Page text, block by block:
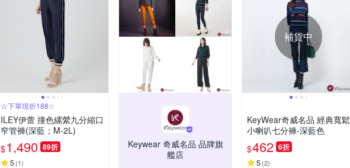
☆下單現折188☆
ILEY伊蕾 撞色縲縈九分縮口
窄管褲(深藍；M-2L)
$1,490 89折
5 (1)
Keywear 奇威名品 品牌旗
艦店
補貨中
KeyWear奇威名品 經典寬鬆
小喇叭七分褲-深藍色
$462 6折
5 (2)